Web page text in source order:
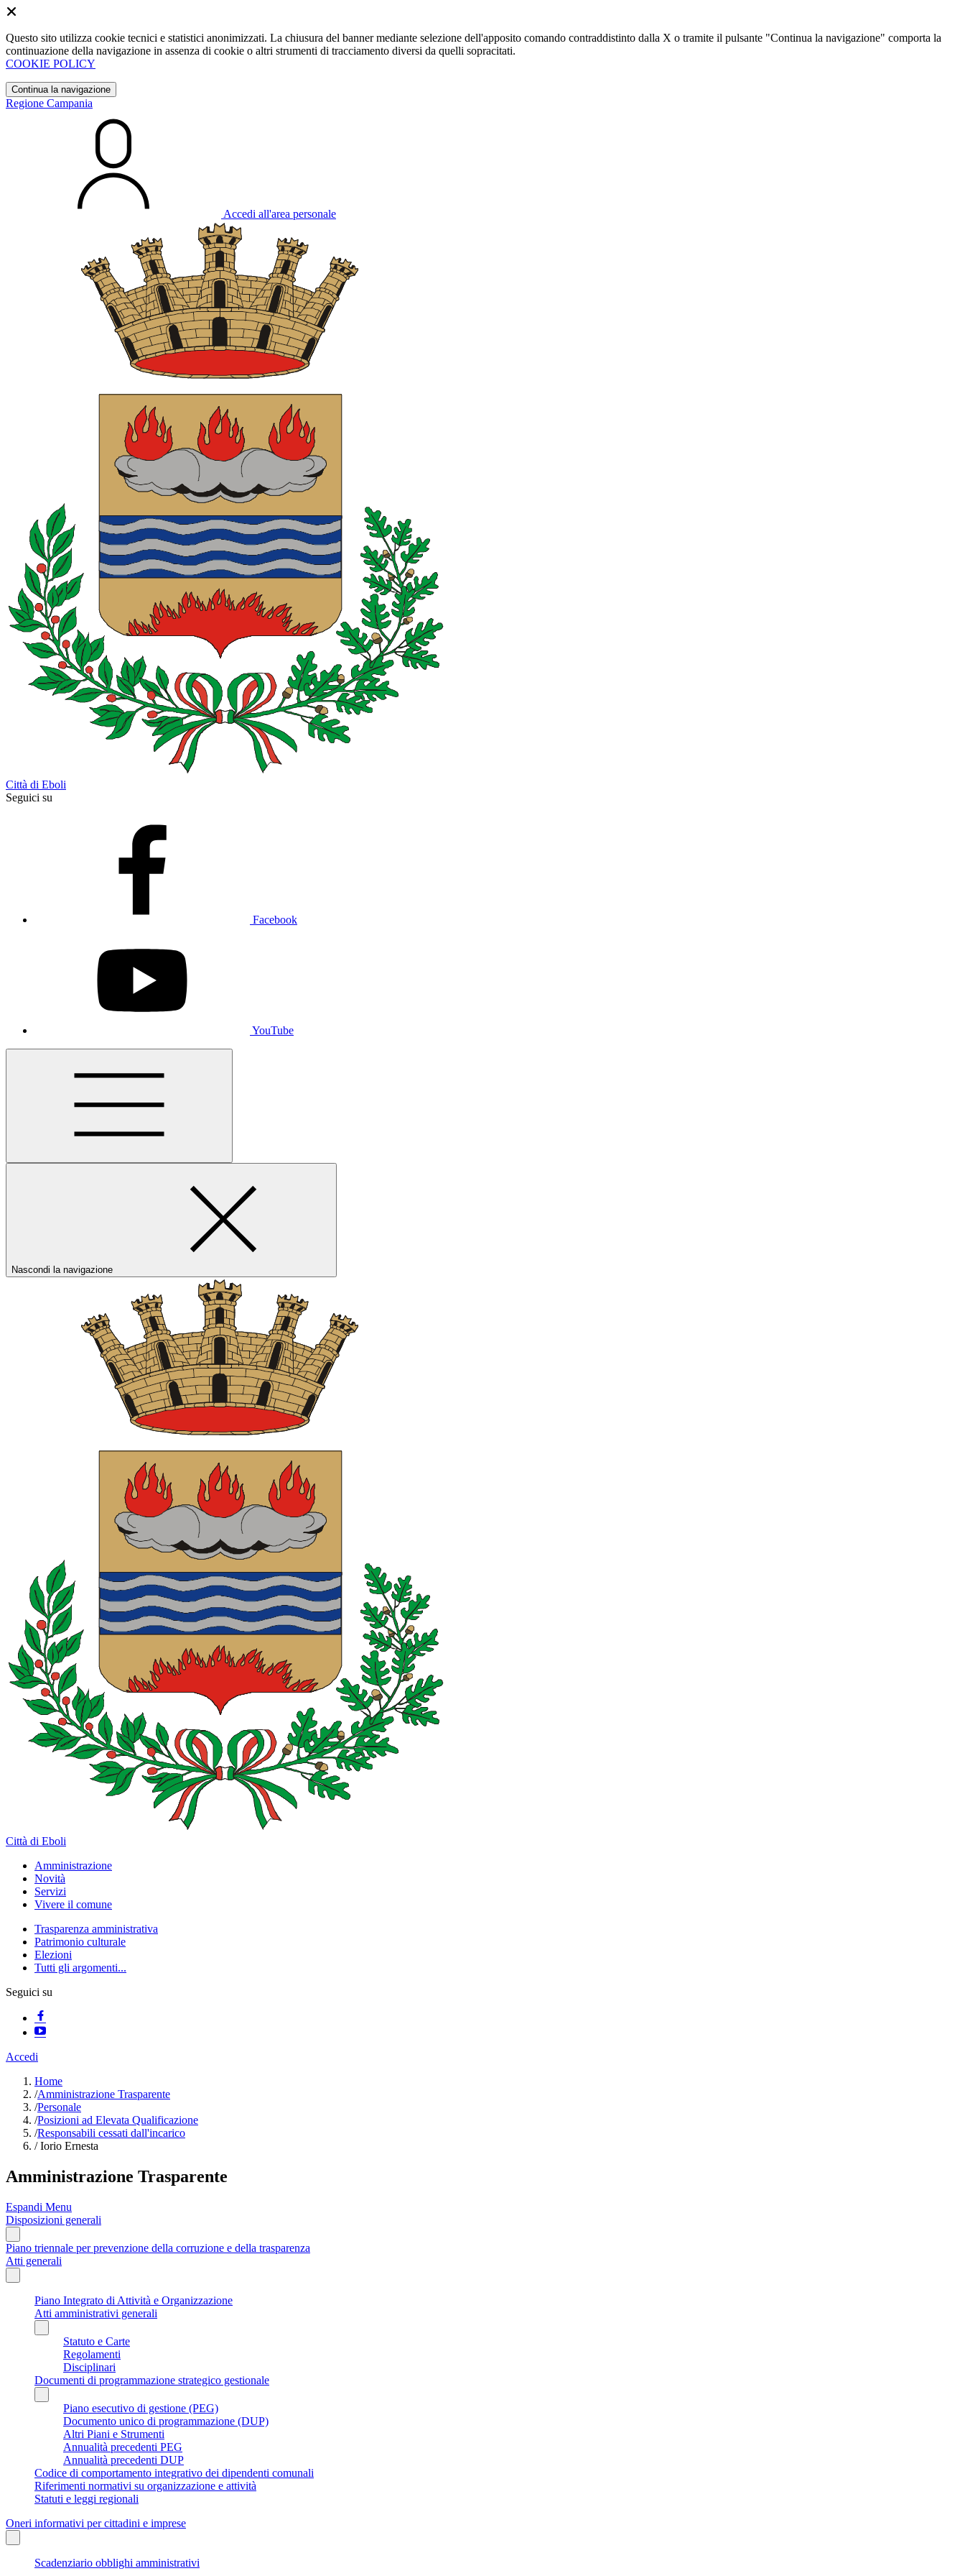
Questo sito utilizza cookie tecnici e statistici anonimizzati. La chiusura del banner mediante selezione dell'apposito comando contraddistinto dalla X o tramite il pulsante "Continua la navigazione" comporta la
continuazione della navigazione in assenza di cookie o altri strumenti di tracciamento diversi da quelli sopracitati.
COOKIE POLICY
Continua la navigazione
Regione Campania
Accedi all'area personale
Città di Eboli
Seguici su
Facebook
YouTube
Nascondi la navigazione
Città di Eboli
Amministrazione
Novità
Servizi
Vivere il comune
Trasparenza amministrativa
Patrimonio culturale
Elezioni
Tutti gli argomenti...
Seguici su
Accedi
Home
/Amministrazione Trasparente
/Personale
/Posizioni ad Elevata Qualificazione
/Responsabili cessati dall'incarico
/Iorio Ernesta
Amministrazione Trasparente
Espandi Menu
Disposizioni generali
Piano triennale per prevenzione della corruzione e della trasparenza
Atti generali
Piano Integrato di Attività e Organizzazione
Atti amministrativi generali
Statuto e Carte
Regolamenti
Disciplinari
Documenti di programmazione strategico gestionale
Piano esecutivo di gestione (PEG)
Documento unico di programmazione (DUP)
Altri Piani e Strumenti
Annualità precedenti PEG
Annualità precedenti DUP
Codice di comportamento integrativo dei dipendenti comunali
Riferimenti normativi su organizzazione e attività
Statuti e leggi regionali
Oneri informativi per cittadini e imprese
Scadenziario obblighi amministrativi